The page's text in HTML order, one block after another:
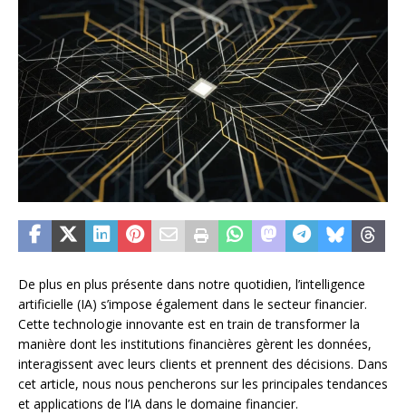
De plus en plus présente dans notre quotidien, l’intelligence
artificielle (IA) s’impose également dans le secteur financier.
Cette technologie innovante est en train de transformer la
manière dont les institutions financières gèrent les données,
interagissent avec leurs clients et prennent des décisions. Dans
cet article, nous nous pencherons sur les principales tendances
et applications de l’IA dans le domaine financier.